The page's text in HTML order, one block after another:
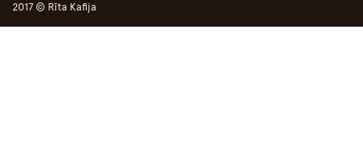
2017 © Rīta Kafija